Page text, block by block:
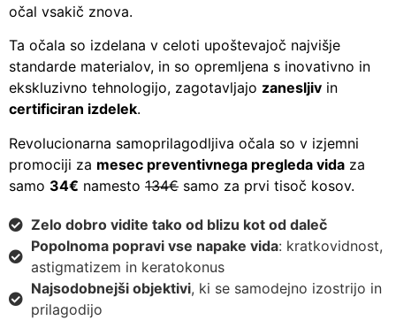
očal vsakič znova.
Ta očala so izdelana v celoti upoštevajoč najvišje
standarde materialov, in so opremljena s inovativno in
ekskluzivno tehnologijo, zagotavljajo zanesljiv in
certificiran izdelek.
Revolucionarna samoprilagodljiva očala so v izjemni
promociji za mesec preventivnega pregleda vida za
samo 34€ namesto 134€ samo za prvi tisoč kosov.
Zelo dobro vidite tako od blizu kot od daleč
Popolnoma popravi vse napake vida: kratkovidnost,
astigmatizem in keratokonus
Najsodobnejši objektivi, ki se samodejno izostrijo in
prilagodijo